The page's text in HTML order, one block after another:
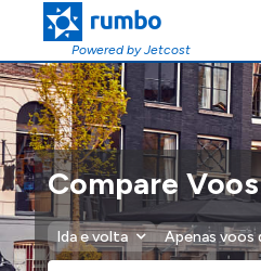
Powered by Jetcost
Compare
Ida e volta Apenas voos